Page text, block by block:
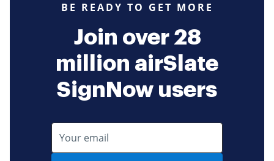
BE READY TO GET MORE
Join over 28
million airSlate
SignNow users